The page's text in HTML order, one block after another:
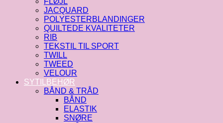
JACQUARD
POLYESTERBLANDINGER
QUILTEDE KVALITETER
RIB
TEKSTIL TIL SPORT
TWILL
TWEED
VELOUR
SYTILBEHØR
BÅND & TRÅD
BÅND
ELASTIK
SNØRE